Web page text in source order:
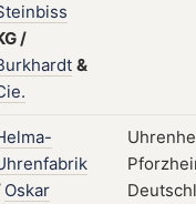
/
&
Oskar